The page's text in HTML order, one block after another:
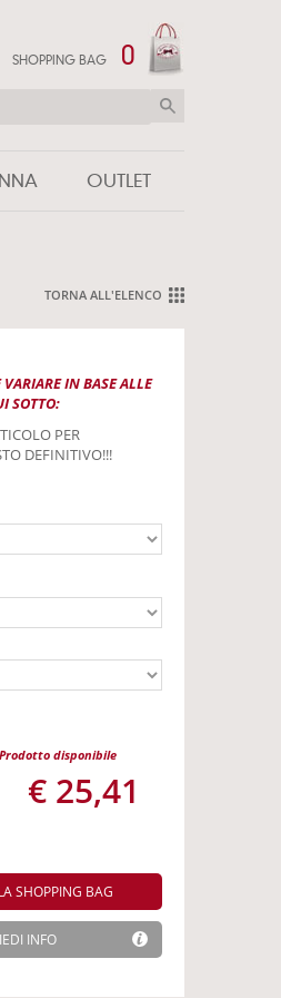
OUTLET
SHOPPING BAG 0
TORNA ALL'ELENCO
IN BASE ALLE
SOTTO:
PER
DEFINITIVO!!!
Prodotto disponibile
€ 25,41
SHOPPING BAG
INFO